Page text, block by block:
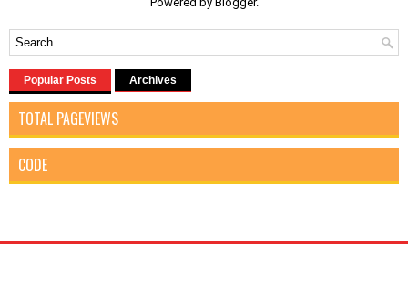
Popular Posts Archives
TOTAL PAGEVIEWS
CODE